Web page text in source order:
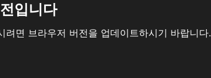
입니다
면 브라우저 버전을 업데이트하시기 바랍니다.